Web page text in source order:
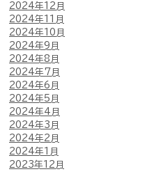
2024年12月
2024年11月
2024年10月
2024年9月
2024年8月
2024年7月
2024年6月
2024年5月
2024年4月
2024年3月
2024年2月
2024年1月
2023年12月